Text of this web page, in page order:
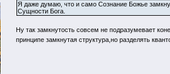
Я даже думаю, что и само Сознание Божье
Сущности Бога.
Ну так замкнутость совсем не подразумевает
принципе замкнутая структура,но разделять